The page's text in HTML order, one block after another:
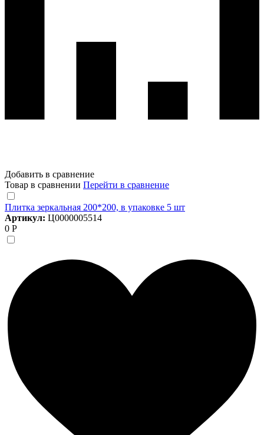
Добавить в сравнение
Товар в сравнении Перейти в сравнение
Плитка зеркальная 200*200, в упаковке 5 шт
Артикул: Ц0000005514
0 Р